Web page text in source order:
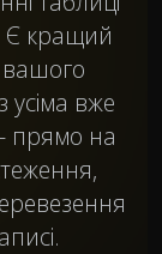
Є кращий
усіма вже
прямо на